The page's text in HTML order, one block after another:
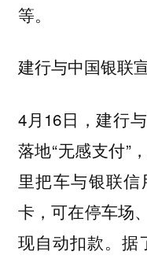
等。
建行与中国银联
4月16日，建行
落地“无感支付”
里把车与银联
卡，可在停车场
现自动扣款。据